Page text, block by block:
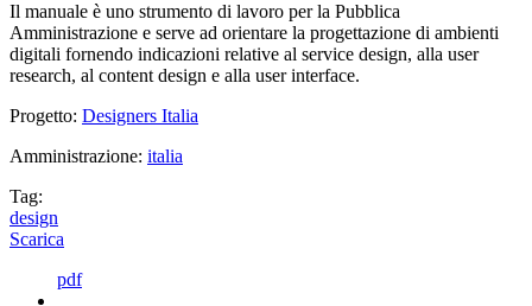
Il manuale è uno strumento di lavoro per la Pubblica
Amministrazione e serve ad orientare la progettazione di ambienti
digitali fornendo indicazioni relative al service design, alla user
research, al content design e alla user interface.
Progetto: Designers Italia
Amministrazione: italia
Tag:
design
Scarica
pdf